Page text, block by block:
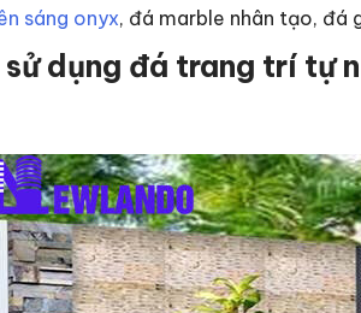
sáng onyx, đá marble nhân tạo, đá
dụng đá trang trí tự